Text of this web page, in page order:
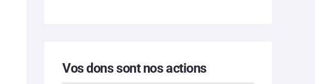
Vos dons sont nos actions